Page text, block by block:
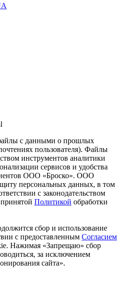
с данными о прошлых
пользователя). Файлы
инструментов аналитики
сервисов и удобства
ООО «Броско». ООО
персональных данных, в том
с законодательством
Политикой обработки
сбор и использование
с предоставленным Согласием
Нажимая «Запрещаю» сбор
за исключением
сайта».